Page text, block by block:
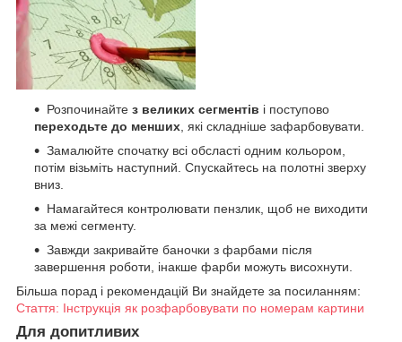
Розпочинайте з великих сегментів і поступово
переходьте до менших , які складніше зафарбовувати.
Замалюйте спочатку всі обсласті одним кольором,
потім візьміть наступний. Спускайтесь на полотні зверху
вниз.
Намагайтеся контролювати пензлик, щоб не виходити
за межі сегменту.
Завжди закривайте баночки з фарбами після
завершення роботи, інакше фарби можуть висохнути.
Більша порад і рекомендацій Ви знайдете за посиланням:
Стаття: Інструкція як розфарбовувати по номерам картини
Для допитливих